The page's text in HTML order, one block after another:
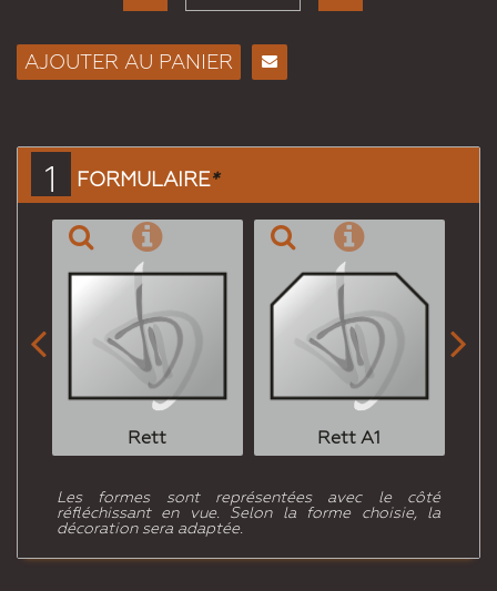
AJOUTER AU PANIER
1 FORMULAIRE*
Rett Rett A1
 
Les formes sont représentées avec le côté
réfléchissant en vue. Selon la forme choisie, la
décoration sera adaptée.